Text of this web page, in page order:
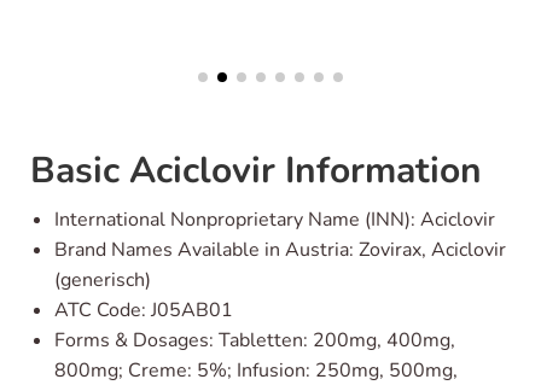
Basic Aciclovir Information
International Nonproprietary Name (INN): Aciclovir
Brand Names Available in Austria: Zovirax, Aciclovir
(generisch)
ATC Code: J05AB01
Forms & Dosages: Tabletten: 200mg, 400mg,
800mg; Creme: 5%; Infusion: 250mg, 500mg,